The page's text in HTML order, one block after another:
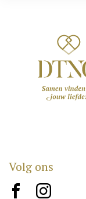
Volg ons
brand10 brand12